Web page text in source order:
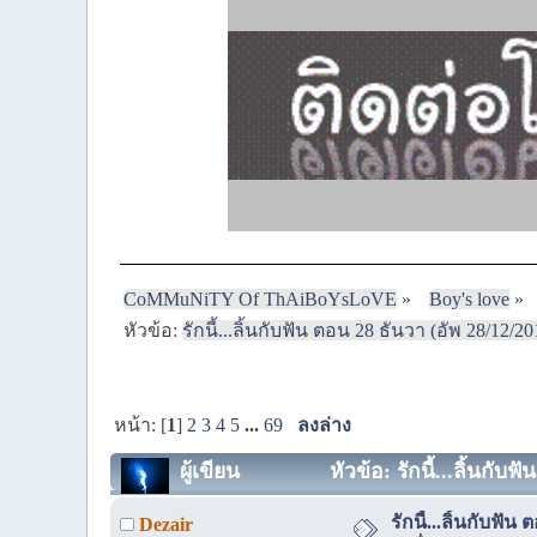
CoMMuNiTY Of ThAiBoYsLoVE » Boy's love»
หัวข้อ:รักนี้...ลิ้นกับฟัน ตอน 28 ธันวา (อัพ 28/12/
หน้า: [1] 2 3 4 5 ...69 ลงล่าง
ผู้เขียน หัวข้อ: รักนี้...ลิ้นกับฟัน
Dezair
รักนี้...ลิ้นกับฟัน ต